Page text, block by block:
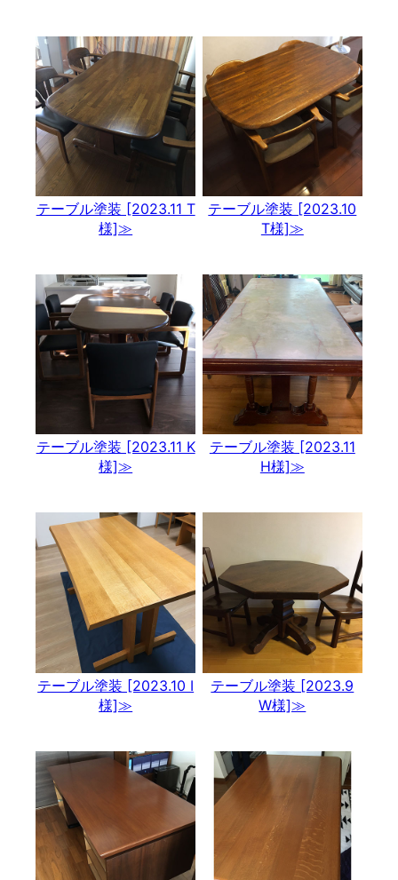
テーブル塗装 [2023.11 T
様]≫
テーブル塗装 [2023.10
T様]≫
テーブル塗装 [2023.11 K
様]≫
テーブル塗装 [2023.11
H様]≫
テーブル塗装 [2023.10 I
様]≫
テーブル塗装 [2023.9
W様]≫